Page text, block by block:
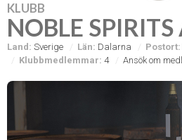
KLUBB
NOBLE
Land: Sverige Län: Dalarna Postort:
Klubbmedlemmar: 4 Ansök om